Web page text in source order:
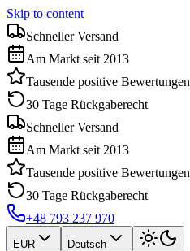
Skip to content
Schneller Versand
Am Markt seit 2013
Tausende positive Bewertungen
30 Tage Rückgaberecht
Schneller Versand
Am Markt seit 2013
Tausende positive Bewertungen
30 Tage Rückgaberecht
+48 793 237 970
EUR Deutsch